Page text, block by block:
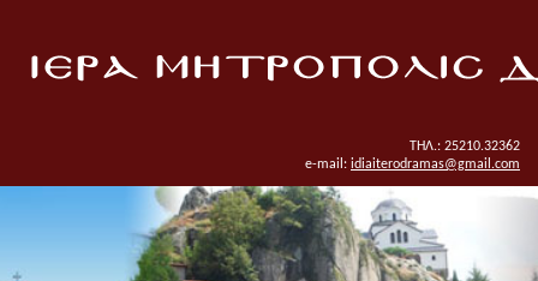
ΤΗΛ.: 25210.32362
e-mail: idiaiterodramas@gmail.com